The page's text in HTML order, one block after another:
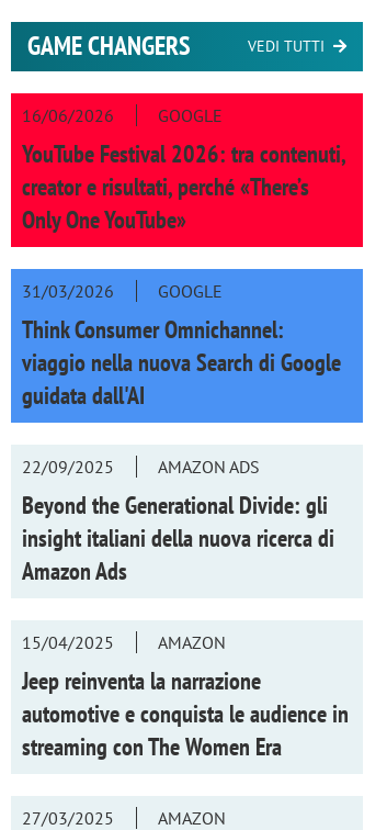
GAME CHANGERS VEDI TUTTI
16/06/2026 GOOGLE
YouTube Festival 2026: tra contenuti,
creator e risultati, perché «There’s
Only One YouTube»
31/03/2026 GOOGLE
Think Consumer Omnichannel:
viaggio nella nuova Search di Google
guidata dall'AI
22/09/2025 AMAZON ADS
Beyond the Generational Divide: gli
insight italiani della nuova ricerca di
Amazon Ads
15/04/2025 AMAZON
Jeep reinventa la narrazione
automotive e conquista le audience in
streaming conThe Women Era
27/03/2025
AMAZON